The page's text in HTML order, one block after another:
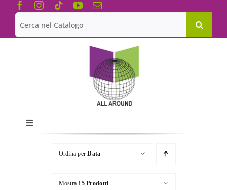
Salta
contenuto
Cerca
per:
Toggle
Navigation
Chi siamo
Le Collane
Ordina perData
Mostra 15 Prodotti